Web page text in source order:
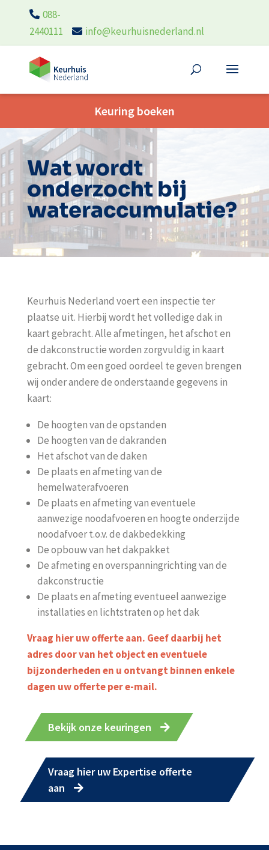
088-
2440111
info@keurhuisnederland.nl
Keuring boeken
Wat wordt
onderzocht bij
wateraccumulatie?
Keurhuis Nederland voert een inspectie ter
plaatse uit. Hierbij wordt het volledige dak in
kaart gebracht. Alle afmetingen, het afschot en
de dakconstructie worden zorgvuldig in kaart
gebracht. Om een goed oordeel te geven brengen
wij onder andere de onderstaande gegevens in
kaart:
De hoogten van de opstanden
De hoogten van de dakranden
Het afschot van de daken
De plaats en afmeting van de
hemelwaterafvoeren
De plaats en afmeting van eventuele
aanwezige noodafvoeren en hoogte onderzijde
noodafvoer t.o.v. de dakbedekking
De opbouw van het dakpakket
De afmeting en overspanningrichting van de
dakconstructie
De plaats en afmeting eventueel aanwezige
installaties en lichtstraten op het dak
Vraag hier uw offerte aan. Geef daarbij het
adres door van het object en eventuele
bijzonderheden en u ontvangt binnen enkele
dagen uw offerte per e-mail.
Bekijk onze keuringen
Vraag hier uw Expertise offerte
aan